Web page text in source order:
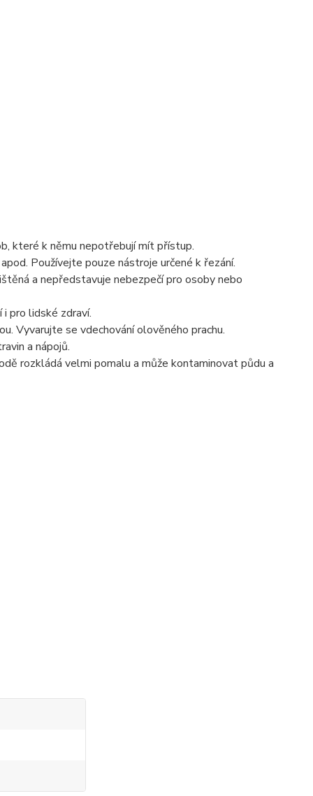
které k němu nepotřebují mít přístup.
Používejte pouze nástroje určené k řezání.
a nepředstavuje nebezpečí pro osoby nebo
pro lidské zdraví.
Vyvarujte se vdechování olověného prachu.
a nápojů.
rozkládá velmi pomalu a může kontaminovat půdu a